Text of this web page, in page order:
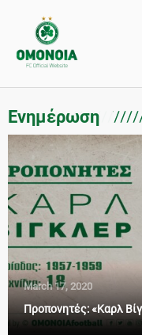
Ενημέρωση
March 17, 2020
Προπονητές: «Καρλ